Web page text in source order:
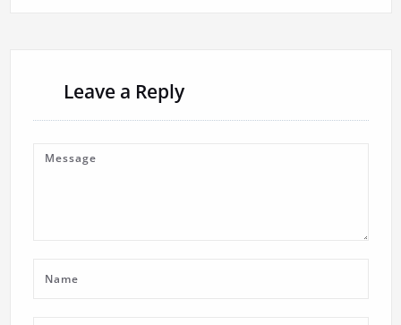
Leave a Reply